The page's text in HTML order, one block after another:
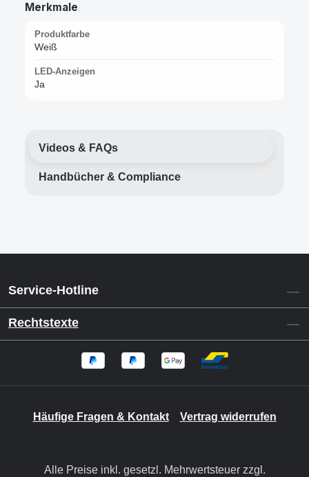
Merkmale
Produktfarbe
Weiß
LED-Anzeigen
Ja
Videos & FAQs
Handbücher & Compliance
Service-Hotline
Rechtstexte
Häufige Fragen & Kontakt Vertrag widerrufen
Alle Preise inkl. gesetzl. Mehrwertsteuer zzgl.